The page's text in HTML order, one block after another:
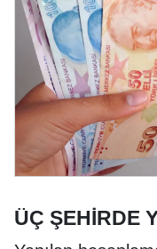
ÜÇ ŞEHİRDE